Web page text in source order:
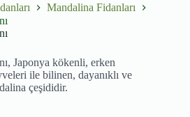
Mandalina Fidanları
Japonya kökenli, erken
ile bilinen, dayanıklı ve
çeşididir.